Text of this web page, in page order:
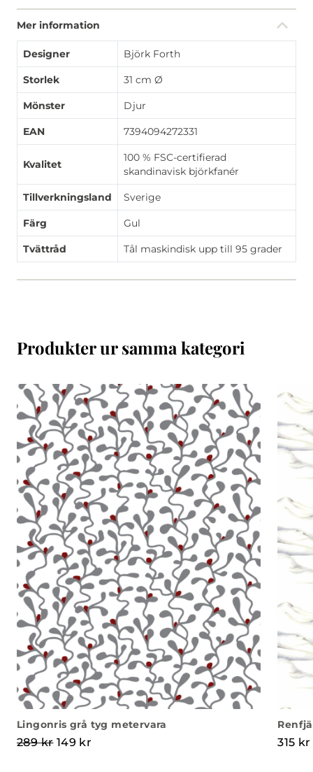
Mer information
Designer Björk Forth
Storlek 31 cm Ø
Mönster Djur
EAN 7394094272331
Kvalitet
100 % FSC-certifierad
skandinavisk björkfanér
Tillverkningsland Sverige
Färg Gul
Tvättråd Tål maskindisk upp till 95 grader
Produkter ur samma kategori
Lingonris grå tyg metervara
289kr Det ursprungliga priset var: 289 kr.
149 kr Det nuvarande priset är: 149 kr.315 kr